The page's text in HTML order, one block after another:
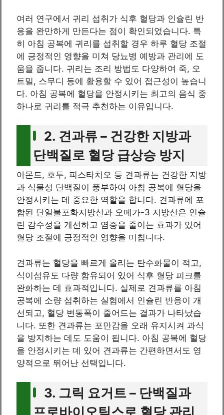
여러 연구에서 귀리 섭취가 식후 혈당과 인슐린 반
응을 완만하게 만든다는 점이 확인되었습니다. 특
히 아침 공복에 귀리를 섭취할 경우 하루 혈당 조절
에 긍정적인 영향을 미쳐 당뇨병 예방과 관리에 도
움을 줍니다. 귀리는 조리 방법도 다양하여 죽, 오
트밀, 스무디 등에 활용할 수 있어 접근성이 높습니
다. 아침 공복에 혈당을 안정시키는 최고의 음식 중
하나로 귀리를 적극 추천하는 이유입니다.
2. 견과류 – 건강한 지방과
단백질로 혈당 급상승 방지
아몬드, 호두, 피스타치오 등 견과류는 건강한 지방
과 식물성 단백질이 풍부하여 아침 공복에 혈당을
안정시키는 데 중요한 역할을 합니다. 견과류에 포
함된 단일불포화지방산과 오메가-3 지방산은 인슐
린 감수성을 개선하고 염증을 줄이는 효과가 있어
혈당 조절에 긍정적인 영향을 미칩니다.
견과류는 혈당을 빠르게 올리는 탄수화물이 적고,
식이섬유도 다량 함유되어 있어 식후 혈당 피크를
완화하는 데 효과적입니다. 실제로 견과류를 아침
공복에 소량 섭취하는 실험에서 인슐린 반응이 개
선되고, 혈당 변동폭이 줄어드는 결과가 나타났습
니다. 또한 견과류는 포만감을 오래 유지시켜 과식
을 방지하는 데도 도움이 됩니다. 아침 공복에 혈당
을 안정시키는 데 있어 견과류는 간편하면서도 영
양적으로 뛰어난 선택입니다.
3. 그릭 요거트 – 단백질과